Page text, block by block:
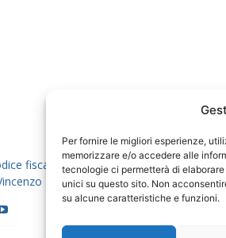
Per fornire le migliori esperienze,
memorizzare e/o accedere alle
tecnologie ci permetterà di
unici su questo sito. Non
su alcune caratteristiche e funzioni.
fiscale 80069130583
D'Anna